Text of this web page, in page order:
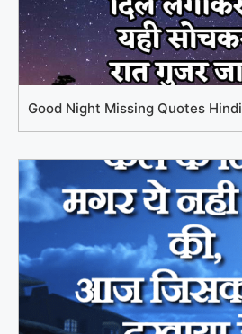
Good Night Missing Quotes Hindi